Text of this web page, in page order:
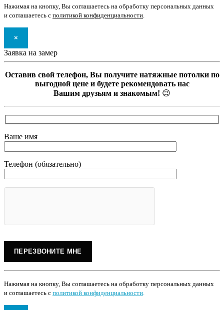
Нажимая на кнопку, Вы соглашаетесь на обработку персональных данных
и соглашаетесь с политикой конфиденциальности
×
Заявка на замер
Оставив свой телефон, Вы получите натяжные потолки по
выгодной цене и будете рекомендовать нас
Вашим друзьям и знакомым! 😉
Ваше имя
Телефон (обязательно)
Нажимая на кнопку, Вы соглашаетесь на обработку персональных данных
и соглашаетесь с политикой конфиденциальности.